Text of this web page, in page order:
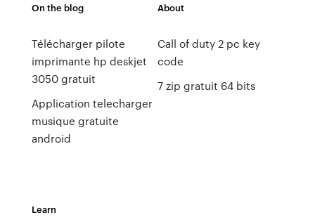
On the blog
Télécharger pilote
imprimante hp deskjet
3050 gratuit
Application telecharger
musique gratuite
android
About
Call of duty 2 pc key
code
7 zip gratuit 64 bits
Learn